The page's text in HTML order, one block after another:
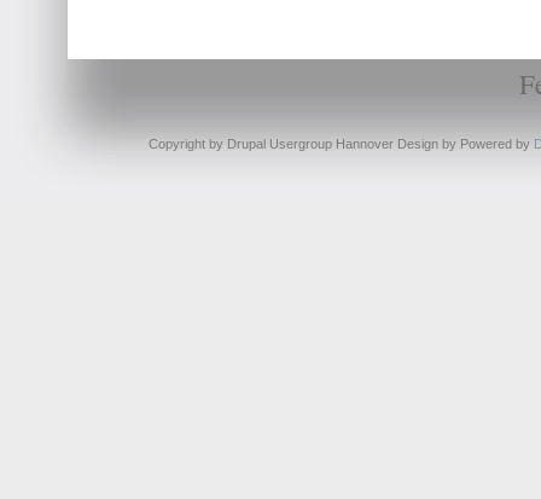
Copyright by Drupal Usergroup Hannover Design by Powered by